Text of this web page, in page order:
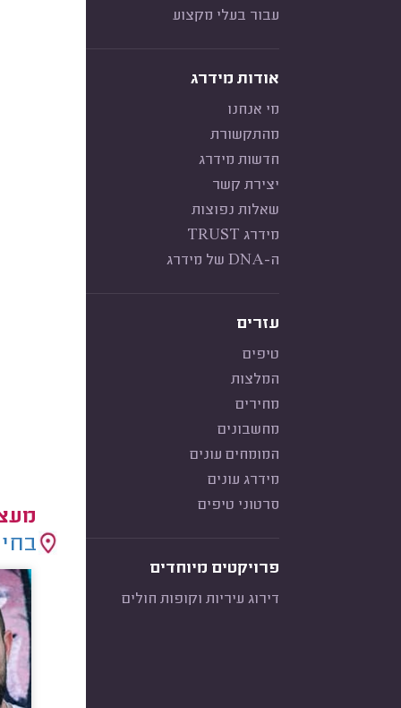
עבור בעלי מקצוע
אודות מידרג
מי אנחנו
מהתקשורת
חדשות מידרג
יצירת קשר
שאלות נפוצות
מידרג TRUST
ה-DNA של מידרג
עזרים
טיפים
המלצות
מחירים
מחשבונים
המומחים עונים
מידרג עונים
סרטוני טיפים
פרויקטים מיוחדים
דירוג עיריות וקופות חולים